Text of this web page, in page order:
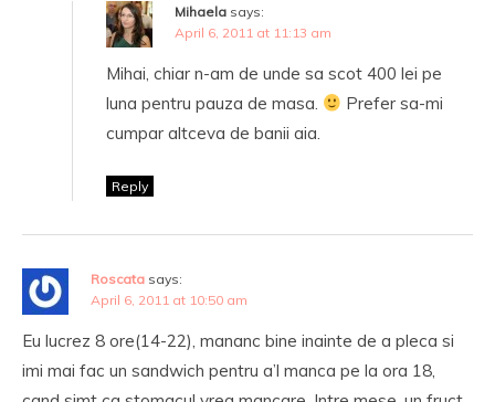
Mihaela says:
April 6, 2011 at 11:13 am
Mihai, chiar n-am de unde sa scot 400 lei pe
luna pentru pauza de masa.
Prefer sa-mi
cumpar altceva de banii aia.
Reply
Roscata says:
April 6, 2011 at 10:50 am
Eu lucrez 8 ore(14-22), mananc bine inainte de a pleca si
imi mai fac un sandwich pentru a’l manca pe la ora 18,